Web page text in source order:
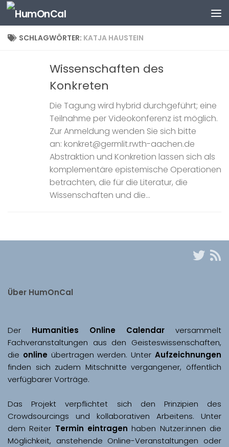
Zum Inhalt springen
SCHLAGWÖRTER: KATJA HAUSTEIN
Wissenschaften des
Konkreten
Die Tagung wird hybrid durchgeführt; eine
Teilnahme per Videokonferenz ist möglich.
Zur Anmeldung wenden Sie sich bitte
an: konkret@germlit.rwth-aachen.de
Abstraktion und Konkretion lassen sich als
komplementäre epistemische Operationen
betrachten, die für die Literatur, die
Wissenschaften und die...
Über HumOnCal
Der Humanities Online Calendar versammelt
Fachveranstaltungen aus den Geisteswissenschaften,
die online übertragen werden. Unter Aufzeichnungen
finden sich zudem Mitschnitte vergangener, öffentlich
Das Projekt verpflichtet sich den Prinzipien des
Crowdsourcings und kollaborativen Arbeitens. Unter
dem Reiter Termin eintragen haben Nutzer:innen die
Möglichkeit, anstehende Online-Veranstaltungen oder